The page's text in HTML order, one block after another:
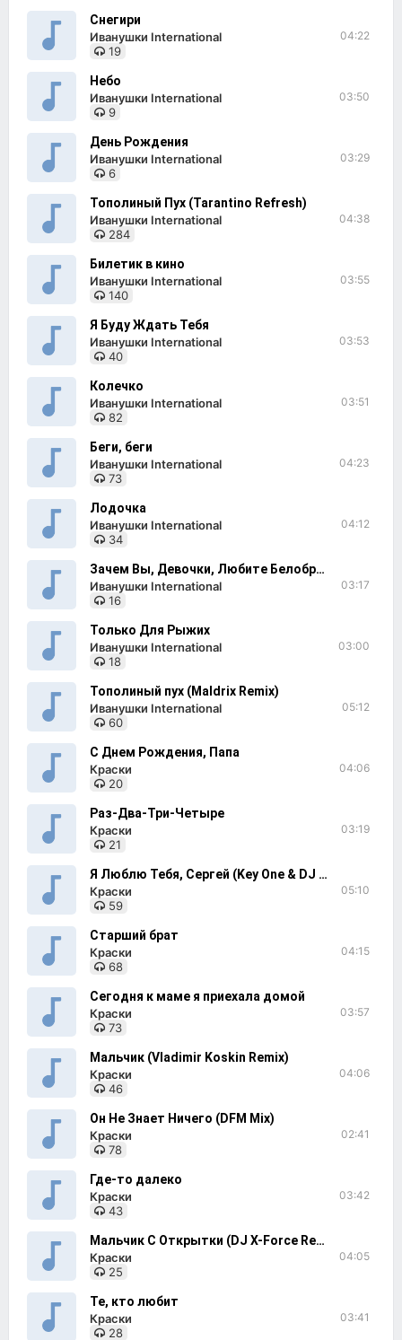
Снегири
Иванушки International
19
04:22
Небо
Иванушки International
9
03:50
День Рождения
Иванушки International
6
03:29
Тополиный Пух (Tarantino Refresh)
Иванушки International
284
04:38
Билетик в кино
Иванушки International
140
03:55
Я Буду Ждать Тебя
Иванушки International
40
03:53
Колечко
Иванушки International
82
03:51
Беги, беги
Иванушки International
73
04:23
Лодочка
Иванушки International
34
04:12
Зачем Вы, Девочки, Любите Белобрысых
Иванушки International
16
03:17
Только Для Рыжих
Иванушки International
18
03:00
Тополиный пух (Maldrix Remix)
Иванушки International
60
05:12
С Днем Рождения, Папа
Краски
20
04:06
Раз-Два-Три-Четыре
Краски
21
03:19
Я Люблю Тебя, Сергей (Key One & DJ BARS Remix)
Краски
59
05:10
Старший брат
Краски
68
04:15
Сегодня к маме я приехала домой
Краски
73
03:57
Мальчик (Vladimir Koskin Remix)
Краски
46
04:06
Он Не Знает Ничего (DFM Mix)
Краски
78
02:41
Где-то далеко
Краски
43
03:42
Мальчик С Открытки (DJ X-Force Remix)
Краски
25
04:05
Те, кто любит
Краски
28
03:41